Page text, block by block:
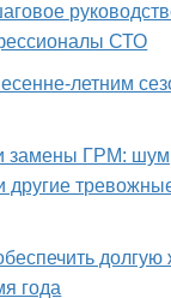
СТО
летним
замены ГРМ:
другие
долгую
года